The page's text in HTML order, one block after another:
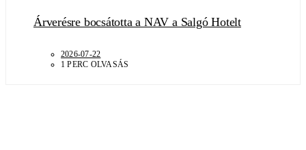
Árverésre bocsátotta a NAV a Salgó Hotelt
2026-07-22
1 PERC OLVASÁS